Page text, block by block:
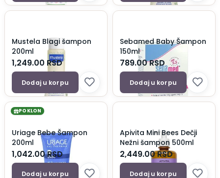
Mustela Blagi šampon
200ml
1,249.00 RSD
Dodaj u korpu
Sebamed Baby Šampon
150ml
789.00RSD
Dodaj u korpu
POKLON
Uriage Bebe Šampon
200ml
1,042.00RSD
Dodaj u korpu
Apivita Mini Bees Dečji
Nežni šampon 500ml
2,449.00RSD
Dodaj u korpu